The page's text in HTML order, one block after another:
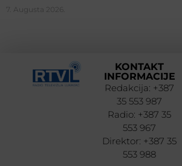
7. Augusta 2026.
KONTAKT
INFORMACIJE
Redakcija: +387
35 553 987
Radio: +387 35
553 967
Direktor: +387 35
553 988